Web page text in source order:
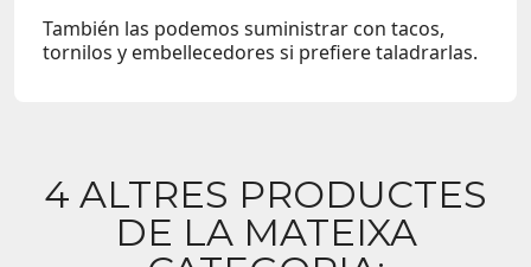
También las podemos suministrar con tacos,
tornilos y embellecedores si prefiere taladrarlas.
4 ALTRES PRODUCTES
DE LA MATEIXA